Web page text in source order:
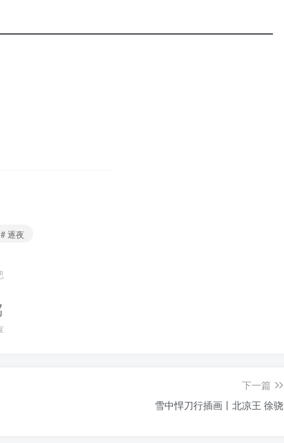
# 逐夜
下一篇
雪中悍刀行插画丨北凉王 徐骁